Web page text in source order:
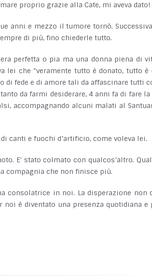
proprio grazie alla Cate, mi aveva dato!
anni e mezzo il tumore tornò.
di più, fino chiederle tutto.
perfetta o pia ma una donna piena di
che “veramente tutto è donato, tutto è
di fede e di amore tali da affascinare tutti
da farmi desiderare, 4 anni fa di fare la
accompagnando alcuni malati al
canti e fuochi d’artificio, come voleva lei.
E' stato colmato con qualcos’altro.
compagnia che non finisce più.
consolatrice in noi. La disperazione non
è diventato una presenza quotidiana e